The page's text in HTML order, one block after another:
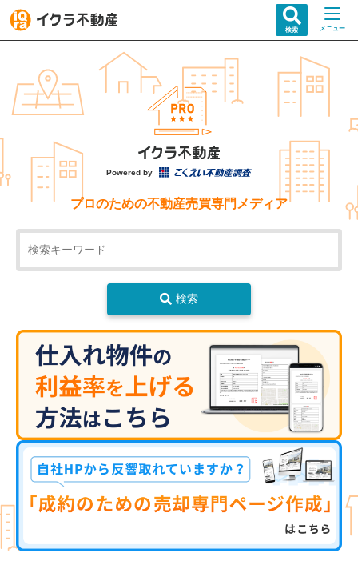
検索 メニュー
Powered by
プロのための不動産売買専門メディア
検索